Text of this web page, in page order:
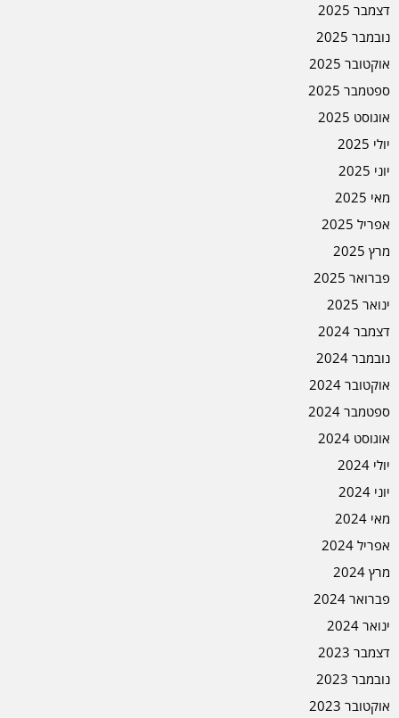
דצמבר 2025
נובמבר 2025
אוקטובר 2025
ספטמבר 2025
אוגוסט 2025
יולי 2025
יוני 2025
מאי 2025
אפריל 2025
מרץ 2025
פברואר 2025
ינואר 2025
דצמבר 2024
נובמבר 2024
אוקטובר 2024
ספטמבר 2024
אוגוסט 2024
יולי 2024
יוני 2024
מאי 2024
אפריל 2024
מרץ 2024
פברואר 2024
ינואר 2024
דצמבר 2023
נובמבר 2023
אוקטובר 2023